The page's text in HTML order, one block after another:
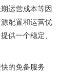
运营成本等因
配置和运营优
供一个稳定、
的免备服务